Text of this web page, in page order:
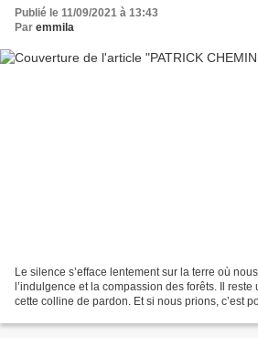
Publié le 11/09/2021 à 13:43
Par emmila
Le silence s’efface lentement sur la terre où
l’indulgence et la compassion des forêts. Il reste
cette colline de pardon. Et si nous prions, c’est